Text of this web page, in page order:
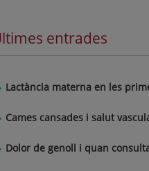
entrades
Lactància materna en les
Cames cansades i salut
Dolor de genoll i quan